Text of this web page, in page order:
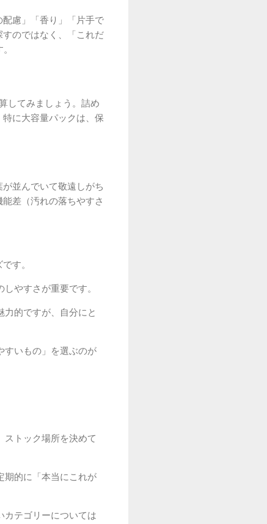
慮」「香り」「片手で
のではなく、「これだ
してみましょう。詰め
に大容量パックは、保
並んでいて敬遠しがち
差（汚れの落ちやすさ
す。
やすさが重要です。
的ですが、自分にと
すいもの」を選ぶのが
ストック場所を決めて
期的に「本当にこれが
カテゴリーについては